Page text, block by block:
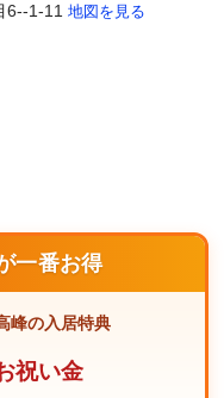
6--1-11 地図を見る
一番お得
峰の入居特典
祝い金